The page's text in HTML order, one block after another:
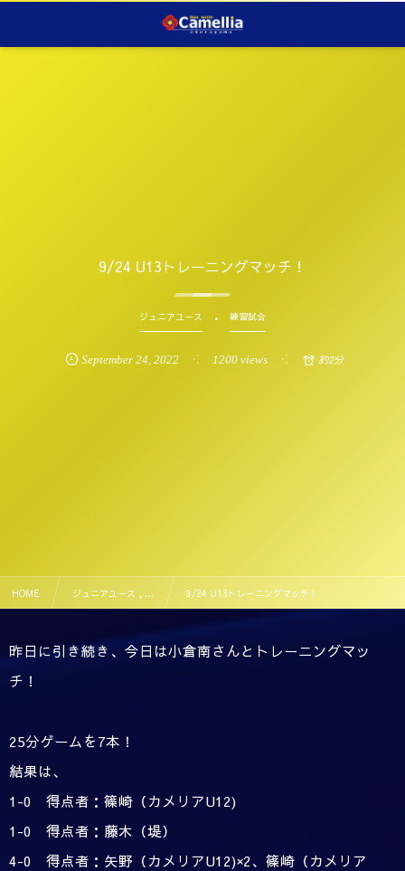
9/24 U13トレーニングマッチ！
ジュニアユース 練習試合
September 24 ,2022 1200 views 約2分
HOME ジュニアユース , … 9/24 U13トレーニングマッチ！
昨日に引き続き、今日は小倉南さんとトレーニングマッ
チ！
25分ゲームを7本！
結果は、
1-0 得点者：篠崎（カメリアU12)
1-0 得点者：藤木（堤）
4-0 得点者：矢野（カメリアU12)×2、篠崎（カメリア